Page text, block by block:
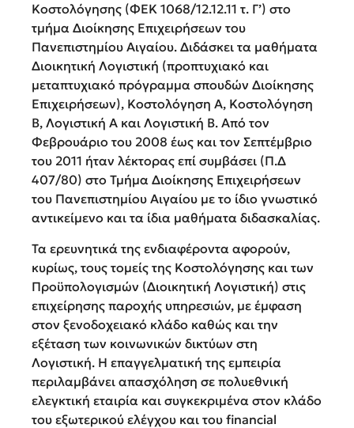
Κοστολόγησης (ΦΕΚ 1068/12.12.11 τ. Γ’) στο
τμήμα Διοίκησης Επιχειρήσεων του
Πανεπιστημίου Αιγαίου. Διδάσκει τα μαθήματα
Διοικητική Λογιστική (προπτυχιακό και
μεταπτυχιακό πρόγραμμα σπουδών Διοίκησης
Επιχειρήσεων), Κοστολόγηση Α, Κοστολόγηση
Β, Λογιστική Α και Λογιστική Β. Από τον
Φεβρουάριο του 2008 έως και τον Σεπτέμβριο
του 2011 ήταν λέκτορας επί συμβάσει (Π.Δ
407/80) στο Τμήμα Διοίκησης Επιχειρήσεων
του Πανεπιστημίου Αιγαίου με το ίδιο γνωστικό
αντικείμενο και τα ίδια μαθήματα διδασκαλίας.
Τα ερευνητικά της ενδιαφέροντα αφορούν,
κυρίως, τους τομείς της Κοστολόγησης και των
Προϋπολογισμών (Διοικητική Λογιστική) στις
επιχείρησης παροχής υπηρεσιών, με έμφαση
στον ξενοδοχειακό κλάδο καθώς και την
εξέταση των κοινωνικών δικτύων στη
Λογιστική. Η επαγγελματική της εμπειρία
περιλαμβάνει απασχόληση σε πολυεθνική
ελεγκτική εταιρία και συγκεκριμένα στον κλάδο
του εξωτερικού ελέγχου και του financial